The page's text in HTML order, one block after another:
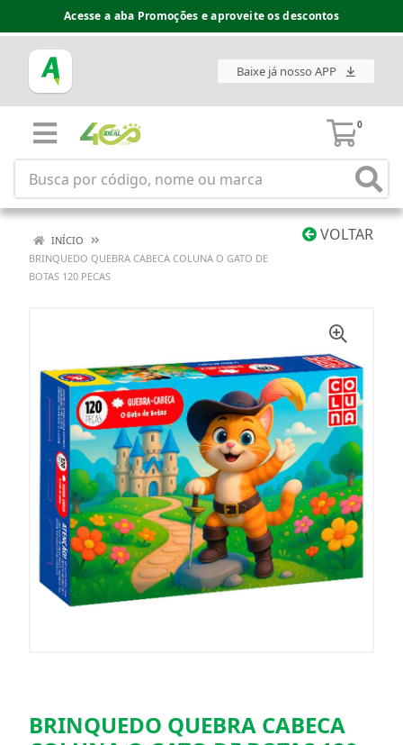
Acesse a aba Promoções e aproveite os descontos
Baixe já nosso APP
0
VOLTAR
INÍCIO
BRINQUEDO QUEBRA CABECA COLUNA O GATO DE
BOTAS 120 PECAS
BRINQUEDO QUEBRA CABECA